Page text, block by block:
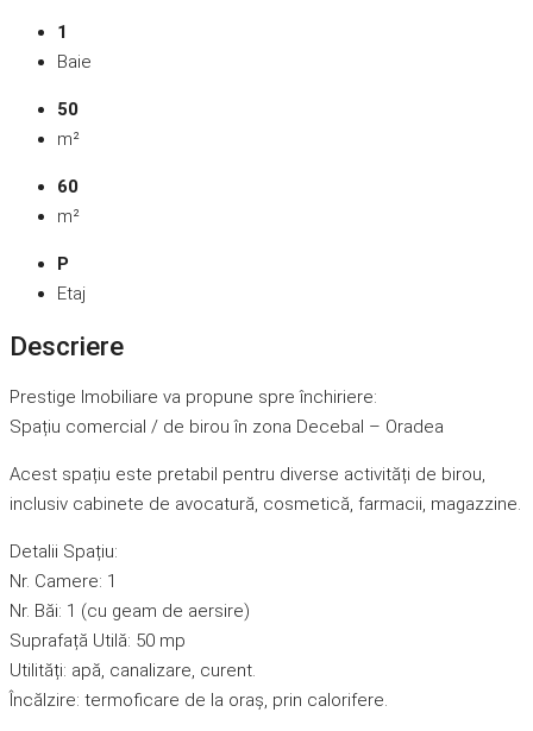
1
Baie
50
m²
60
m²
P
Etaj
Descriere
Prestige Imobiliare va propune spre închiriere:
Spațiu comercial / de birou în zona Decebal – Oradea
Acest spațiu este pretabil pentru diverse activități de birou,
inclusiv cabinete de avocatură, cosmetică, farmacii, magazzine.
Detalii Spațiu:
Nr. Camere: 1
Nr. Băi: 1 (cu geam de aersire)
Suprafață Utilă: 50 mp
Utilități: apă, canalizare, curent.
Încălzire: termoficare de la oraș, prin calorifere.